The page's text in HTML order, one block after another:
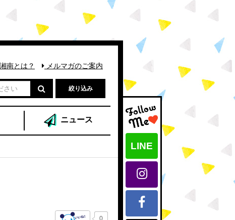
LINE
南とは？
メルマガのご案内
絞り込み
ニュース
0